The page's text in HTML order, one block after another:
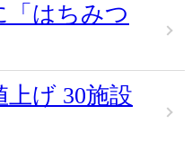
「はちみつ
げ 30施設